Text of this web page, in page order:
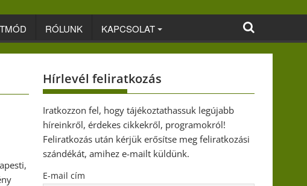
RÓLUNK KAPCSOLAT
Hírlevél feliratkozás
Iratkozzon fel, hogy tájékoztathassuk legújabb
híreinkről, érdekes cikkekről, programokról!
Feliratkozás után kérjük erősítse meg feliratkozási
szándékát, amihez e-mailt küldünk.
E-mail cím